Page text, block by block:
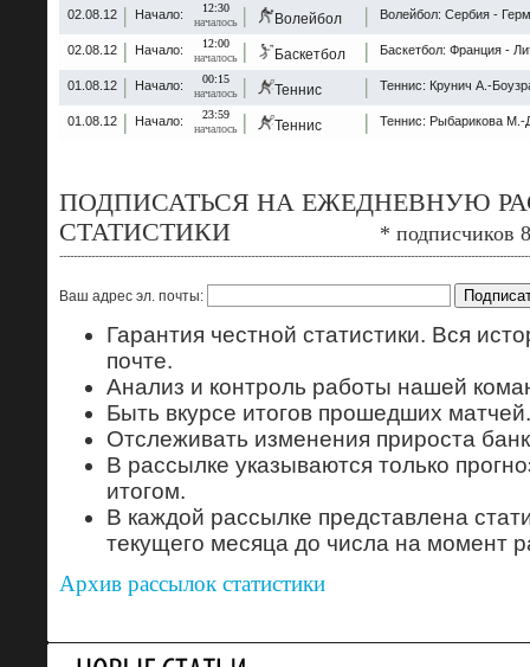
02.08.12 Начало:
12:30
началось
Волейбол Волейбол: Сербия -
02.08.12 Начало:
12:00
началось
Баскетбол Баскетбол: Франция -
01.08.12 Начало:
00:15
началось
Теннис Теннис: Крунич А.-
01.08.12 Начало:
23:59
началось
Теннис Теннис: Рыбарикова
ПОДПИСАТЬСЯ НА ЕЖЕДНЕВНУЮ
СТАТИСТИКИ
* подписчиков
Ваш адрес эл. почты:
Гарантия честной статистики. Вся
почте.
Анализ и контроль работы нашей
Быть вкурсе итогов прошедших матчей.
Отслеживать изменения прироста
В рассылке указываются только
итогом.
В каждой рассылке представлена
текущего месяца до числа на момент
Архив рассылок статистики